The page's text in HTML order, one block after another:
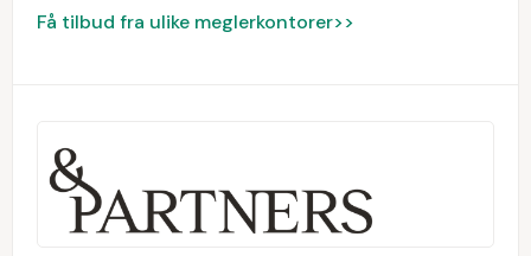
Få tilbud fra ulike meglerkontorer>>